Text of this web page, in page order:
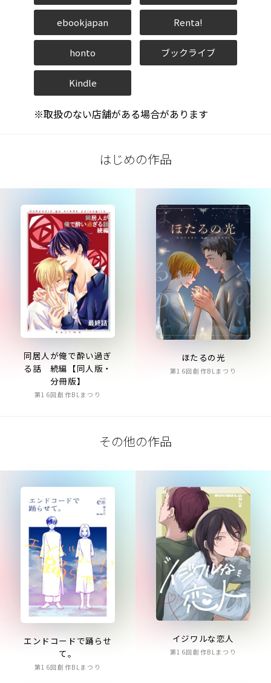
ebookjapan Renta!
honto ブックライブ
Kindle
※取扱のない店舗がある場合があります
はじめの作品
同居人が俺で酔い過ぎ
る話 続編【同人版・
分冊版】
第16回創作BLまつり
ほたるの光
第16回創作BLまつり
その他の作品
エンドコードで踊らせ
て。
第16回創作BLまつり
イジワルな恋人
第16回創作BLまつり